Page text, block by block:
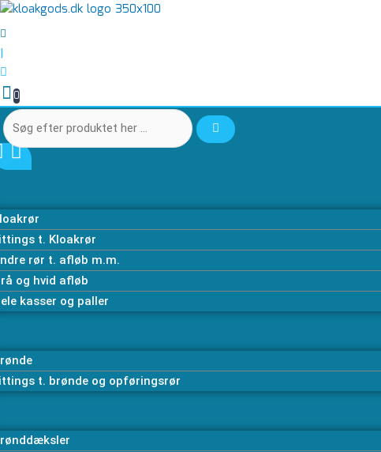
Gå
til
indholdet
|
0
Søg
efter
her
…
t. Kloakrør
rør t. afløb m.m.
og hvid afløb
kasser og paller
t. brønde og opføringsrør
Søg
efter
her
…
Vinkel
x
2